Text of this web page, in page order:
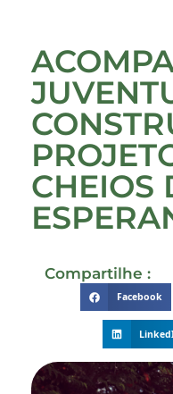
CHEIOS
Compartilhe :
Facebook